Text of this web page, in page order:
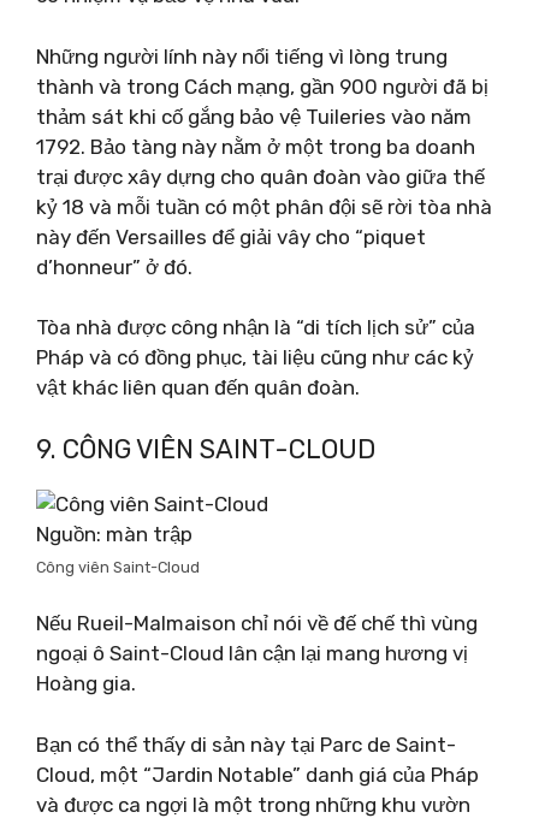
Những người lính này nổi tiếng vì lòng trung
thành và trong Cách mạng, gần 900 người đã bị
thảm sát khi cố gắng bảo vệ Tuileries vào năm
1792. Bảo tàng này nằm ở một trong ba doanh
trại được xây dựng cho quân đoàn vào giữa thế
kỷ 18 và mỗi tuần có một phân đội sẽ rời tòa nhà
này đến Versailles để giải vây cho “piquet
d’honneur” ở đó.
Tòa nhà được công nhận là “di tích lịch sử” của
Pháp và có đồng phục, tài liệu cũng như các kỷ
vật khác liên quan đến quân đoàn.
9. CÔNG VIÊN SAINT-CLOUD
Nguồn: màn trập
Công viên Saint-Cloud
Nếu Rueil-Malmaison chỉ nói về đế chế thì vùng
ngoại ô Saint-Cloud lân cận lại mang hương vị
Hoàng gia.
Bạn có thể thấy di sản này tại Parc de Saint-
Cloud, một “Jardin Notable” danh giá của Pháp
và được ca ngợi là một trong những khu vườn